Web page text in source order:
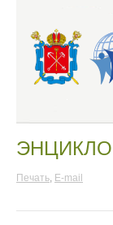
Печать, E-mail